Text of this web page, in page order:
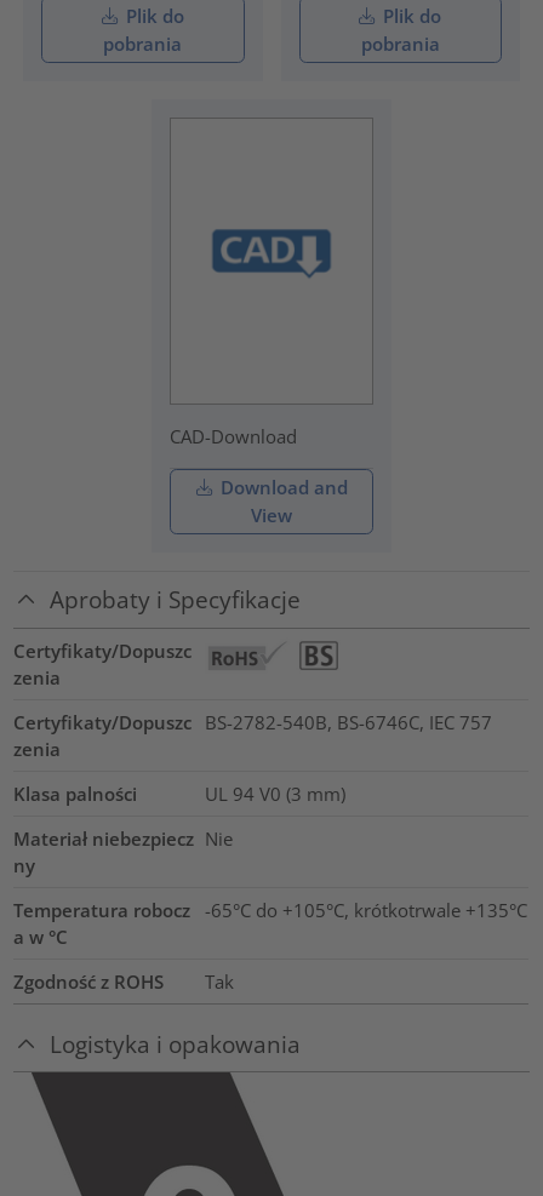
Plik do
pobrania
Plik do
pobrania
CAD-Download
Download and
View
Aprobaty i Specyfikacje
Certyfikaty/Dopuszc
zenia
Certyfikaty/Dopuszc
zenia
BS-2782-540B, BS-6746C, IEC 757
Klasa palności
UL 94 V0 (3 mm)
Materiał niebezpiecz
ny
Nie
Temperatura robocz
a w °C
-65°C do +105°C, krótkotrwale +135°C
Zgodność z ROHS Tak
Logistyka i opakowania